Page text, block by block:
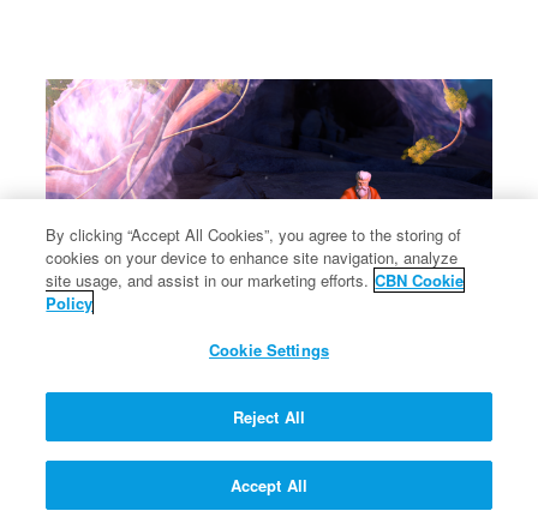
জ্বলন্ত ঝোপের গল্প।
By clicking “Accept All Cookies”, you agree to the storing of
cookies on your device to enhance site navigation, analyze
site usage, and assist in our marketing efforts. CBN Cookie
Policy
Cookie Settings
Reject All
Accept All